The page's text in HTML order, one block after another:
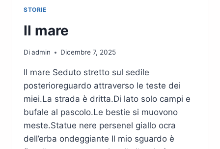
STORIE
Il mare
Diadmin Dicembre 7, 2025
Il mare Seduto stretto sul sedile
posterioreguardo attraverso le teste dei
miei.La strada è dritta.Di lato solo campi e
bufale al pascolo.Le bestie si muovono
meste.Statue nere persenel giallo ocra
dell’erba ondeggiante Il mio sguardo è